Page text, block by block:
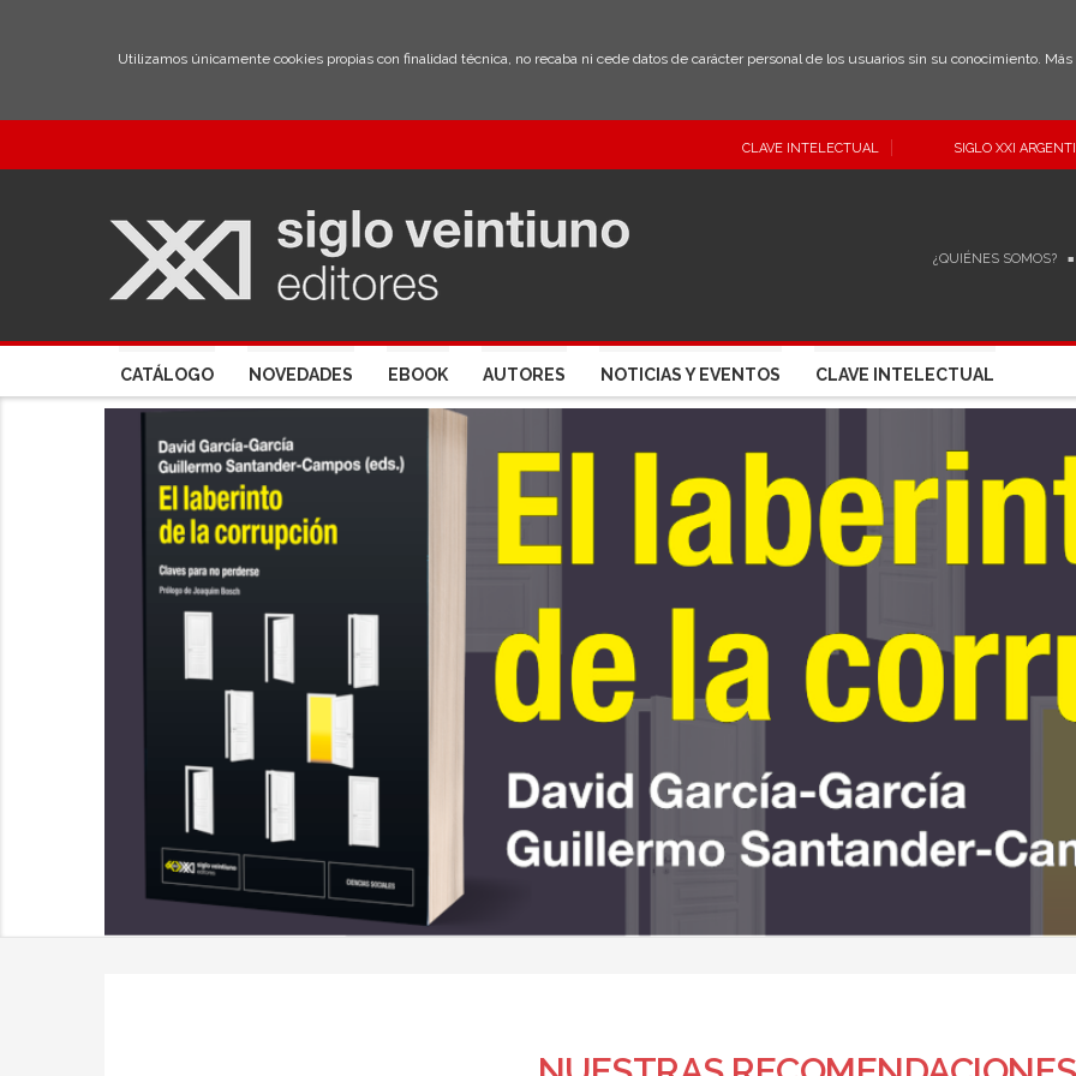
Utilizamos únicamente cookies propias con finalidad técnica, no recaba ni cede datos de carácter personal de los usuarios sin su conocimiento.
CLAVE INTELECTUAL SIGLO XXI
¿QUIÉNES SOMOS?
CATÁLOGO NOVEDADES EBOOK AUTORES NOTICIAS Y EVENTOS CLAVE INTELECTUAL